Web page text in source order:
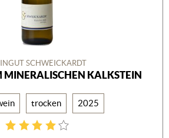
SCHWEICKARDT
MINERALISCHEN KALKSTEIN
trocken 2025